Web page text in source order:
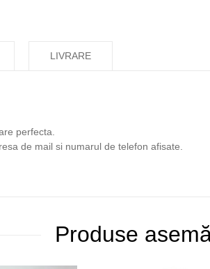
perfecta.
de mail si numarul de telefon afisate.
LIVRARE
Produse